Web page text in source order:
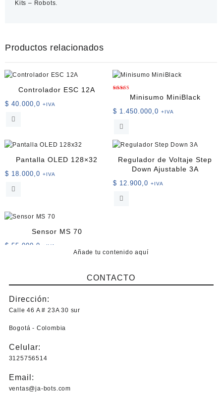
Kits – Robots.
Productos relacionados
Controlador ESC 12A
$ 40.000,0 +IVA
Valorado
de 5
Minisumo MiniBlack
$ 1.450.000,0 +IVA
Pantalla OLED 128×32
$ 18.000,0 +IVA
Regulador de Voltaje Step
Down Ajustable 3A
$ 12.900,0 +IVA
Sensor MS 70
$ 55.000,0 +IVA
Añade tu contenido aquí
CONTACTO
Dirección:
Calle 46 A # 23A 30 sur
Bogotá - Colombia
Celular:
3125756514
Email:
ventas@ja-bots.com